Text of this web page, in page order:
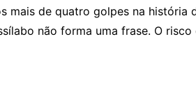
mais de quatro golpes na
não forma uma frase. O